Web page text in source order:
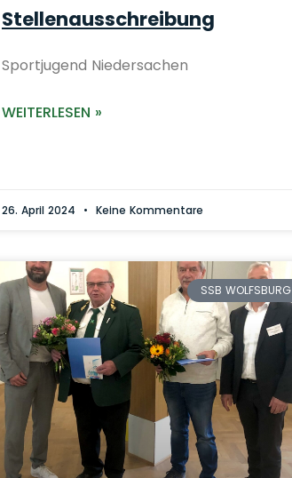
Stellenausschreibung
Sportjugend Niedersachen
WEITERLESEN »
26. April 2024 Keine Kommentare
SSB WOLFSBURG